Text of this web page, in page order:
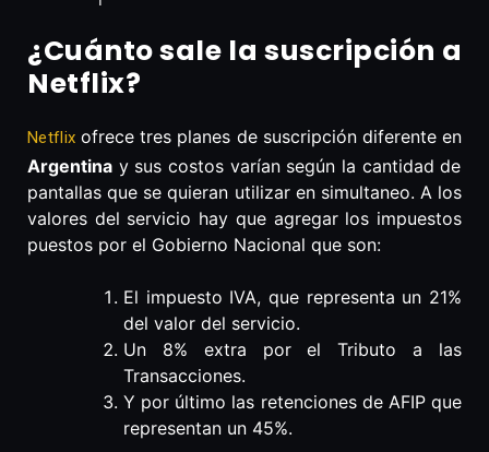
¿Cuánto sale la suscripción a
Netflix?
Netflix ofrece tres planes de suscripción diferente en
Argentina y sus costos varían según la cantidad de
pantallas que se quieran utilizar en simultaneo. A los
valores del servicio hay que agregar los impuestos
puestos por el Gobierno Nacional que son:
El impuesto IVA, que representa un 21%
del valor del servicio.
Un 8% extra por el Tributo a las
Transacciones.
Y por último las retenciones de AFIP que
representan un 45%.